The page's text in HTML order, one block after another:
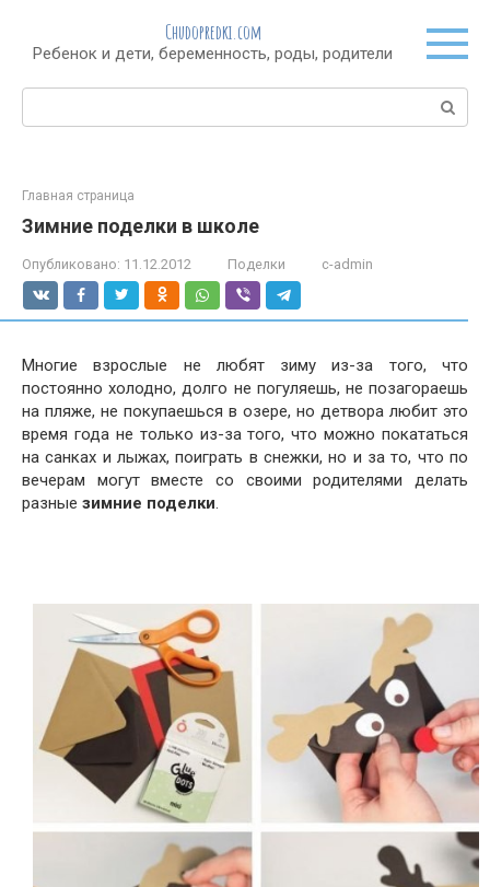
контенту
Chudopredki.com
Ребенок и дети, беременность, роды, родители
Поиск:
Главная страница
Зимние поделки в школе
Опубликовано: 11.12.2012 Поделки c-admin
Многие взрослые не любят зиму из-за того, что
постоянно холодно, долго не погуляешь, не позагораешь
на пляже, не покупаешься в озере, но детвора любит это
время года не только из-за того, что можно покататься
на санках и лыжах, поиграть в снежки, но и за то, что по
вечерам могут вместе со своими родителями делать
разные зимние поделки.